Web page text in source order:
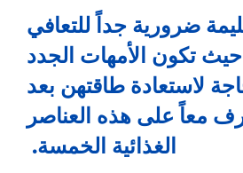
ضرورية جداً للتعافي
حيث تكون الأمهات الجدد
لاستعادة طاقتهن بعد
معاً على هذه العناصر
الغذائية الخمسة.